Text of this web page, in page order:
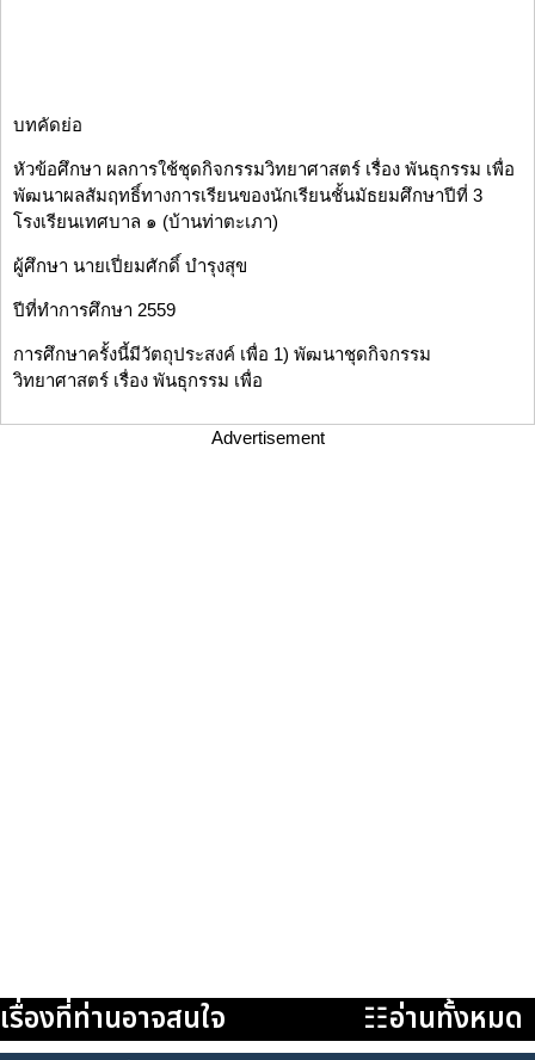
บทคัดย่อ
หัวข้อศึกษา ผลการใช้ชุดกิจกรรมวิทยาศาสตร์ เรื่อง พันธุกรรม เพื่อ
พัฒนาผลสัมฤทธิ์ทางการเรียนของนักเรียนชั้นมัธยมศึกษาปีที่ 3
โรงเรียนเทศบาล ๑ (บ้านท่าตะเภา)
ผู้ศึกษา นายเปี่ยมศักดิ์ บำรุงสุข
ปีที่ทำการศึกษา 2559
การศึกษาครั้งนี้มีวัตถุประสงค์ เพื่อ 1) พัฒนาชุดกิจกรรม
วิทยาศาสตร์ เรื่อง พันธุกรรม เพื่อ
Advertisement
เรื่องที่ท่านอาจสนใจ ☷อ่านทั้งหมด